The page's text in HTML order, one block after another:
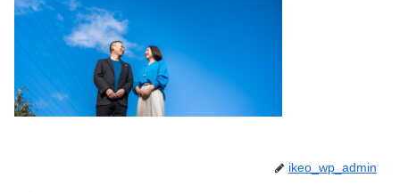
ikeo_wp_admin